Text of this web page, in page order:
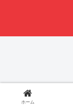
ホーム